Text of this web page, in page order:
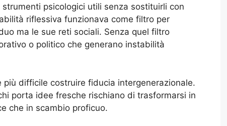
psicologici utili senza sostituirli con
riflessiva funzionava come filtro per
ma le sue reti sociali. Senza quel filtro
o politico che generano instabilità
difficile costruire fiducia intergenerazionale.
porta idee fresche rischiano di trasformarsi in
che in scambio proficuo.